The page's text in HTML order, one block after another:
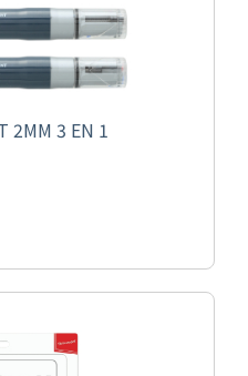
2MM 3 EN 1